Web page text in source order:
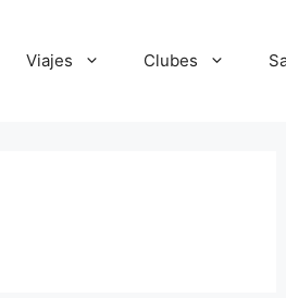
Viajes Clubes